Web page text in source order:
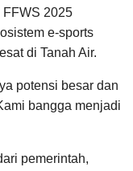
FFWS 2025
e-sports
di Tanah Air.
potensi besar dan
bangga menjadi
pemerintah,